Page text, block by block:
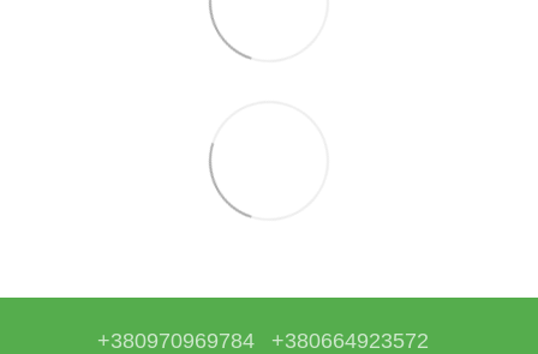
+380970969784
+380664923572